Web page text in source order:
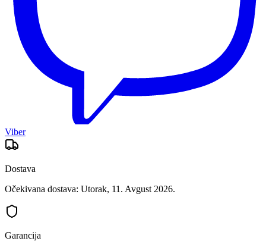
Viber
Dostava
Očekivana dostava: Utorak, 11. Avgust 2026.
Garancija